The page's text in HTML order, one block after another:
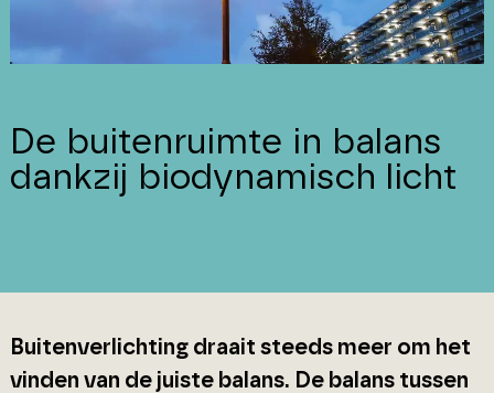
De buitenruimte in balans
dankzij biodynamisch licht
Buitenverlichting draait steeds meer om het
vinden van de juiste balans. De balans tussen